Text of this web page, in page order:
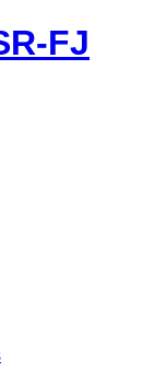
FJ